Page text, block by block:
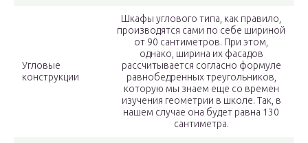
Угловые
конструкции
Шкафы углового типа, как правило,
производятся сами по себе шириной
от 90 сантиметров. При этом,
однако, ширина их фасадов
рассчитывается согласно формуле
равнобедренных треугольников,
которую мы знаем еще со времен
изучения геометрии в школе. Так, в
нашем случае она будет равна 130
сантиметра.